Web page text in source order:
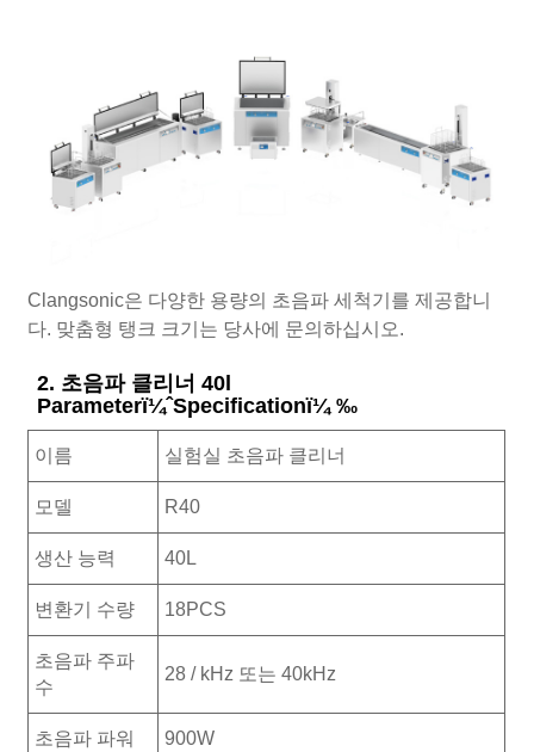
Clangsonic은 다양한 용량의 초음파 세척기를 제공합니
다. 맞춤형 탱크 크기는 당사에 문의하십시오.
2. 초음파 클리너 40l
Parameterï¼ˆSpecificationï¼ ‰
이름 실험실 초음파 클리너
모델 R40
생산 능력 40L
변환기 수량 18PCS
초음파 주파
수
28 / kHz 또는 40kHz
초음파 파워 900W